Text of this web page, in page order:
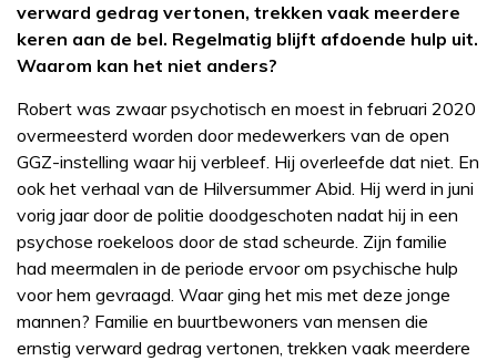
verward gedrag vertonen, trekken vaak meerdere
keren aan de bel. Regelmatig blijft afdoende hulp uit.
Waarom kan het niet anders?
Robert was zwaar psychotisch en moest in februari 2020
overmeesterd worden door medewerkers van de open
GGZ-instelling waar hij verbleef. Hij overleefde dat niet. En
ook het verhaal van de Hilversummer Abid. Hij werd in juni
vorig jaar door de politie doodgeschoten nadat hij in een
psychose roekeloos door de stad scheurde. Zijn familie
had meermalen in de periode ervoor om psychische hulp
voor hem gevraagd. Waar ging het mis met deze jonge
mannen? Familie en buurtbewoners van mensen die
ernstig verward gedrag vertonen, trekken vaak meerdere